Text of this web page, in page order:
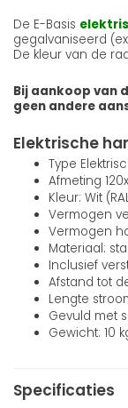
De E-Basis
gegalvaniseerd
De kleur van de
Bij aankoop van
geen andere
Elektrische
Type
Afmeting
Kleur: Wit
Vermogen
Vermogen
Materiaal:
Inclusief
Afstand tot
Lengte
Gevuld met
Gewicht: 10
Specificaties